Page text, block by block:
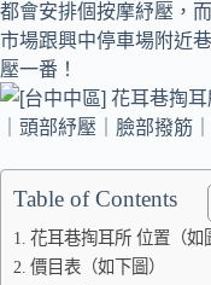
都會安排個按摩紓壓，
市場跟興中停車場附近
壓一番！
Table of Contents
花耳巷掏耳所 位置（如
價目表（如下圖）